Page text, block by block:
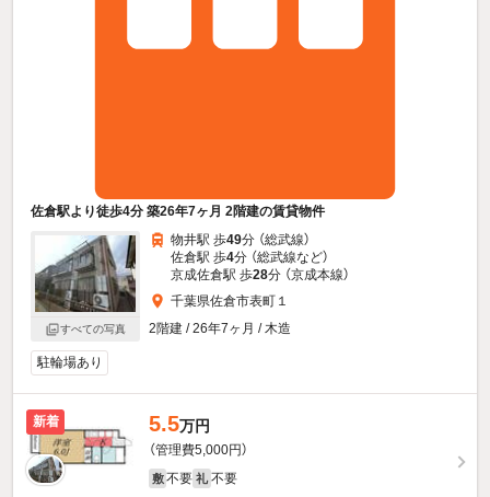
佐倉駅より徒歩4分 築26年7ヶ月 2階建の賃貸物件
すべての写真
物井駅 歩49分 （総武線）
佐倉駅 歩4分 （総武線など）
京成佐倉駅 歩28分 （京成本線）
千葉県佐倉市表町１
2階建 / 26年7ヶ月 / 木造
駐輪場あり
新着 5.5万円
（管理費5,000円）
敷 不要 礼 不要